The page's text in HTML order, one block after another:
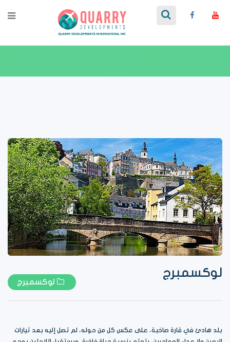
لوكسمبرج
لوكسمبرج
بلد هادئ في قارة صاخبة، على عكس كل من حوله، لم تصل إليه بعد تيارات